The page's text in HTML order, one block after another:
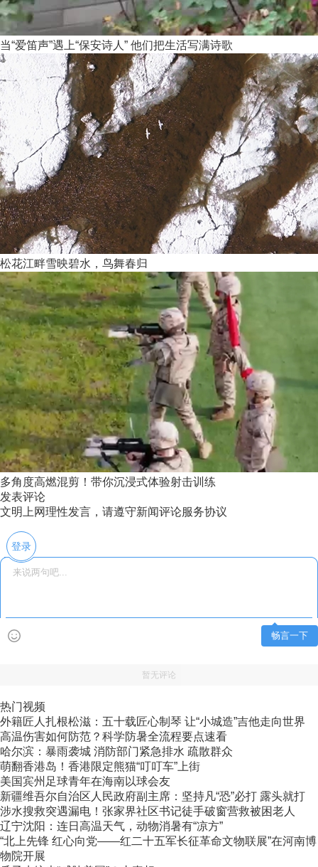
当“爱笛声”遇上“保安诗人” 他们把生活写满诗歌
松花江畔雪映碧水，鸟舞春归
多角度高燃混剪！带你沉浸式体验射击训练
发表评论
文明上网理性发言，请遵守新闻评论服务协议
登录
畅言一下
暂无评论
热门视频
外籍匠人扎根松滋：五十载匠心制琴 让“小城造”吉他走向世界
高温伤害如何防范？科学防暑全流程要点速看
哈尔滨：暴雨袭城 消防部门紧急排水 疏散群众
萌翻香港岛！香港限定熊猫“叮叮车”上街
美国宾州足球青年在海南以球会友
新疆维吾尔自治区人民政府副主席：坚持凡“恐”必打 露头就打
涉水搜救突遇漏电！张家界社区书记徒手破窗营救被困老人
辽宁沈阳：连日高温天气，动物消暑有“凉方”
“北上先锋 红心向党——红二十五军长征革命文物联展”在河南博
物院开展